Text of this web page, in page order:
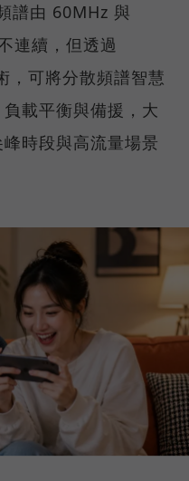
譜由 60MHz 與
連續，但透過
，可將分散頻譜智慧
載平衡與備援，大
時段與高流量場景